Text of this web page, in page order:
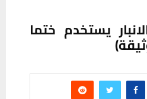
يستخدم ختما